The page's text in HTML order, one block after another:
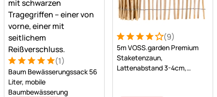
Bewertung: 5 von 5 (1 Bewertungen)
1 Bewertung (1)
Baum Bewässerungssack 56
Liter, mobile
Baumbewässerung
Bewertung: 4 von 5 (9
9 Bewertungen
(9)
5m VOSS.garden Premium
Staketenzaun,
Lattenabstand 3-4cm,